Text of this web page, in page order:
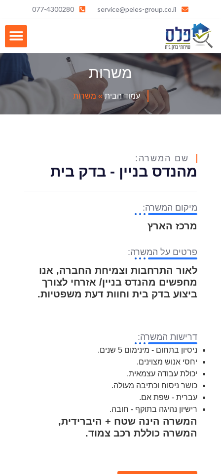
service@peles-group.co.il
077-4300280
משרות
עמוד הבית» משרות
שם המשרה:
מהנדס בניין - בדק בית
מיקום המשרה:
מרכז הארץ
פרטים על המשרה:
לאור התרחבות וצמיחת החברה, אנו
מחפשים מהנדס בניין/ אזרחי לצורך
ביצוע בדק בית וחוות דעת משפטיות.
דרישות המשרה:
ניסיון בתחום - מינימום 5 שנים.
יחסי אנוש מצוינים.
יכולת עבודה עצמאית.
כושר ניסוח וכתיבה מעולה.
עברית - שפת אם.
רישיון נהיגה בתוקף - חובה.
המשרה הינה שטח + היברידית,
המשרה כוללת רכב צמוד.